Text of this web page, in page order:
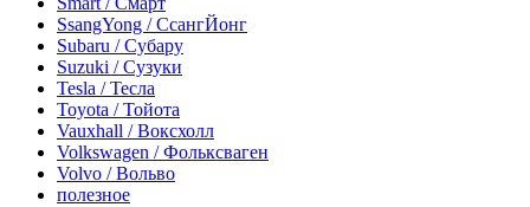
SsangYong / СсангЙонг
Subaru / Субару
Suzuki / Сузуки
Tesla / Тесла
Toyota / Тойота
Vauxhall / Воксхолл
Volkswagen / Фольксваген
Volvo / Вольво
полезное